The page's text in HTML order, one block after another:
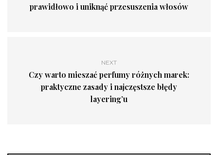
prawidłowo i uniknąć przesuszenia włosów
NEXT
Czy warto mieszać perfumy różnych marek:
praktyczne zasady i najczęstsze błędy
layering’u